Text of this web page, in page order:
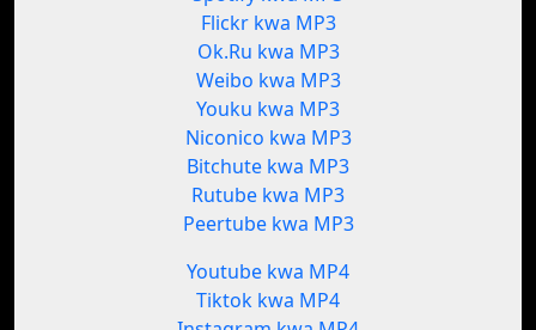
Flickr kwa MP3
Ok.Ru kwa MP3
Weibo kwa MP3
Youku kwa MP3
Niconico kwa MP3
Bitchute kwa MP3
Rutube kwa MP3
Peertube kwa MP3
Youtube kwa MP4
Tiktok kwa MP4